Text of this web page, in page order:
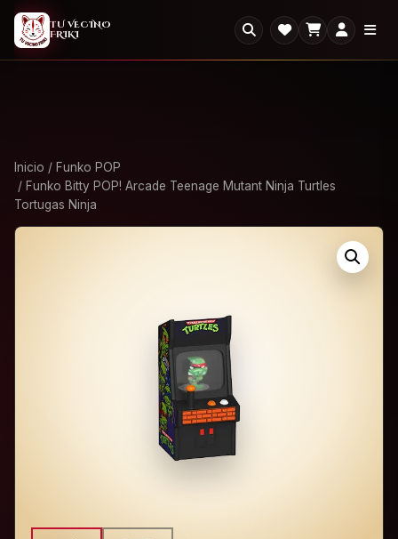
2X1 2x1 en todo el Outlet: llevate dos, paga uno.
×
TU VECINO
FRIKI
Inicio / Funko POP
/ Funko Bitty POP! Arcade Teenage Mutant Ninja Turtles
Tortugas Ninja